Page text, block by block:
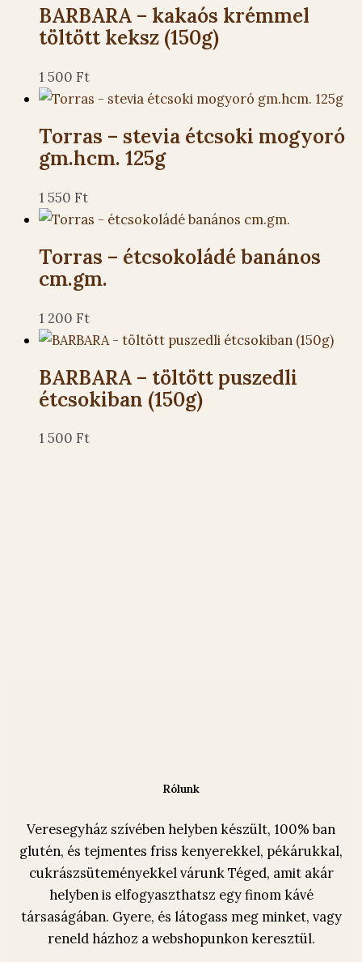
BARBARA – kakaós krémmel
töltött keksz (150g)
1 500 Ft
Torras – stevia étcsoki mogyoró
gm.hcm. 125g
1 550 Ft
Torras – étcsokoládé banános
cm.gm.
1 200 Ft
BARBARA – töltött puszedli
étcsokiban (150g)
1 500 Ft
Rólunk
Veresegyház szívében helyben készült, 100% ban
glutén, és tejmentes friss kenyerekkel, pékárukkal,
cukrászsüteményekkel várunk Téged, amit akár
helyben is elfogyaszthatsz egy finom kávé
társaságában. Gyere, és látogass meg minket, vagy
reneld házhoz a webshopunkon keresztül.